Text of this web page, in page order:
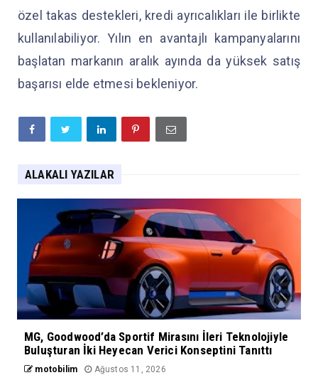
özel takas destekleri, kredi ayrıcalıkları ile birlikte
kullanılabiliyor. Yılın en avantajlı kampanyalarını
başlatan markanın aralık ayında da yüksek satış
başarısı elde etmesi bekleniyor.
ALAKALI YAZILAR
MG, Goodwood’da Sportif Mirasını İleri Teknolojiyle
Buluşturan İki Heyecan Verici Konseptini Tanıttı
motobilim Ağustos 11, 2026